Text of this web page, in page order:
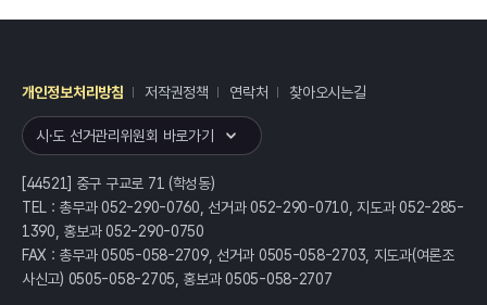
개인정보처리방침 저작권정책 연락처 찾아오시는길
시·도 선거관리위원회 바로가기
[44521] 중구 구교로 71 (학성동)
TEL : 총무과 052-290-0760, 선거과 052-290-0710, 지도과 052-285-
1390, 홍보과 052-290-0750
FAX : 총무과 0505-058-2709, 선거과 0505-058-2703, 지도과(여론조
사신고) 0505-058-2705, 홍보과 0505-058-2707